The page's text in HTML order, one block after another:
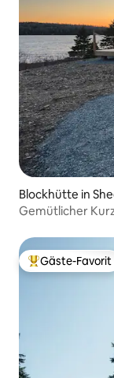
Blockhütte in
Gemütlicher
Beliebter Gäste-
Gäste-Favorit